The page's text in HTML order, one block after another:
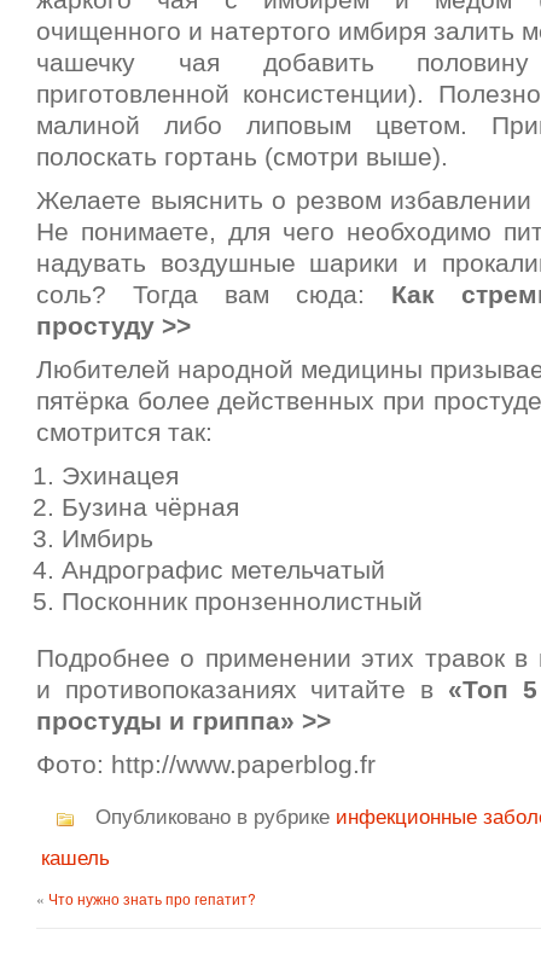
очищенного и натертого имбиря залить
чашечку чая добавить
приготовленной консистенции).
малиной либо липовым цветом.
полоскать гортань (смотри выше).
Желаете выяснить о резвом
Не понимаете, для чего необходимо
надувать воздушные шарики и
соль? Тогда вам сюда: Как
простуду >>
Любителей народной медицины
пятёрка более действенных при
смотрится так:
Эхинацея
Бузина чёрная
Имбирь
Андрографис метельчатый
Посконник пронзеннолистный
Подробнее о применении этих травок в
и противопоказаниях читайте в «Топ
простуды и гриппа» >>
Фото: http://www.paperblog.fr
Опубликовано в рубрике инфекционные
кашель
« Что нужно знать про гепатит?